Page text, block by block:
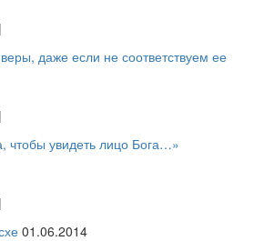
даже если не соответствуем ее
чтобы увидеть лицо Бога…»
01.06.2014